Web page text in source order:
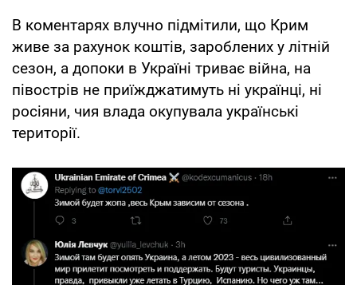
В коментарях влучно підмітили, що Крим
живе за рахунок коштів, зароблених у літній
сезон, а допоки в Україні триває війна, на
півострів не приїжджатимуть ні українці, ні
росіяни, чия влада окупувала українські
території.